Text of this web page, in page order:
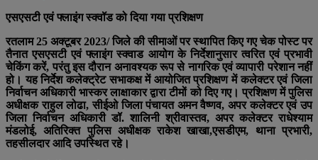
एसएसटी एवं फ्लाइंग स्क्वॉड को दिया गया प्रशिक्षण
रतलाम 25 अक्टूबर 2023/ जिले की सीमाओं पर स्थापित किए गए चेक पोस्ट पर
तैनात एसएसटी एवं फ्लाइंग स्क्वाड आयोग के निर्देशानुसार त्वरित एवं प्रभावी
चेकिंग करें, परंतु इस दौरान अनावश्यक रूप से नागरिक एवं व्यापारी परेशान नहीं
हो। यह निर्देश कलेक्ट्रेट सभाकक्ष में आयोजित प्रशिक्षण में कलेक्टर एवं जिला
निर्वाचन अधिकारी भास्कर लाक्षाकार द्वारा टीमों को दिए गए। प्रशिक्षण में पुलिस
अधीक्षक राहुल लोढा, सीईओ जिला पंचायत अमन वैष्णव, अपर कलेक्टर एवं उप
जिला निर्वाचन अधिकारी डॉ. शालिनी श्रीवास्तव, अपर कलेक्टर राधेश्याम
मंडलोई, अतिरिक्त पुलिस अधीक्षक राकेश खाखा,एसडीएम, थाना प्रभारी,
तहसीलदार आदि उपस्थित रहे।